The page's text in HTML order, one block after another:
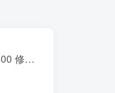
修改